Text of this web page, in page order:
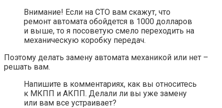
Внимание! Если на СТО вам скажут, что
ремонт автомата обойдется в 1000 долларов
и выше, то я посоветую смело переходить на
механическую коробку передач.
Поэтому делать замену автомата механикой или нет –
решать вам.
Напишите в комментариях, как вы относитесь
к МКПП и АКПП. Делали ли вы уже замену
или вам все устраивает?